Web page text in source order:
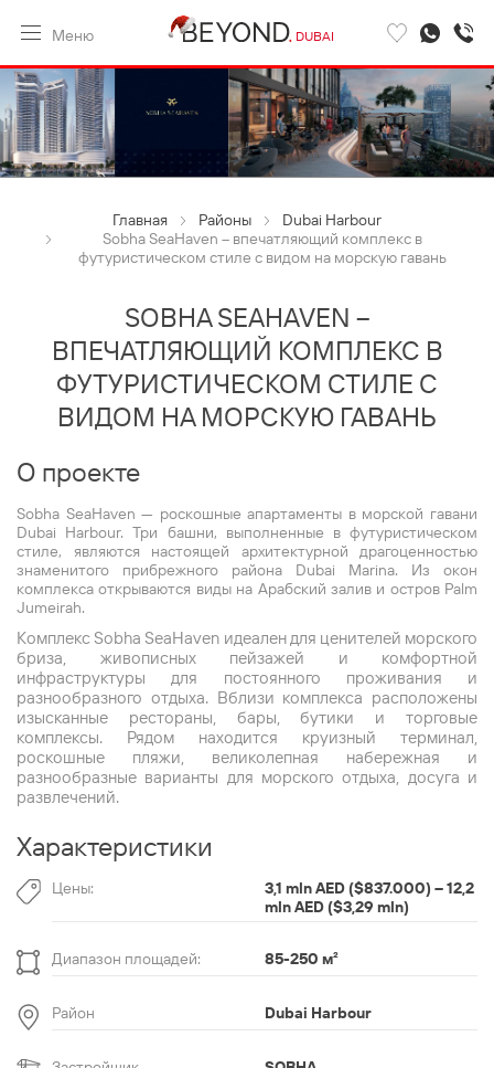
Меню DUBAI
Главная Районы
Dubai Harbour
Sobha SeaHaven – впечатляющий комплекс в
футуристическом стиле с видом на морскую гавань
SOBHA SEAHAVEN –
ВПЕЧАТЛЯЮЩИЙ КОМПЛЕКС В
ФУТУРИСТИЧЕСКОМ СТИЛЕ С
ВИДОМ НА МОРСКУЮ ГАВАНЬ
О проекте
Sobha SeaHaven — роскошные апартаменты в морской гавани
Dubai Harbour. Три башни, выполненные в футуристическом
стиле, являются настоящей архитектурной драгоценностью
знаменитого прибрежного района Dubai Marina. Из окон
комплекса открываются виды на Арабский залив и остров Palm
Jumeirah.
Комплекс Sobha SeaHaven идеален для ценителей морского
бриза, живописных пейзажей и комфортной
инфраструктуры для постоянного проживания и
разнообразного отдыха. Вблизи комплекса расположены
изысканные рестораны, бары, бутики и торговые
комплексы. Рядом находится круизный терминал,
роскошные пляжи, великолепная набережная и
разнообразные варианты для морского отдыха, досуга и
развлечений.
Характеристики
Цены:
3,1 mln AED ($837.000) – 12,2
mln AED ($3,29 mln)
Диапазон площадей: 85-250 м²
Район Dubai Harbour